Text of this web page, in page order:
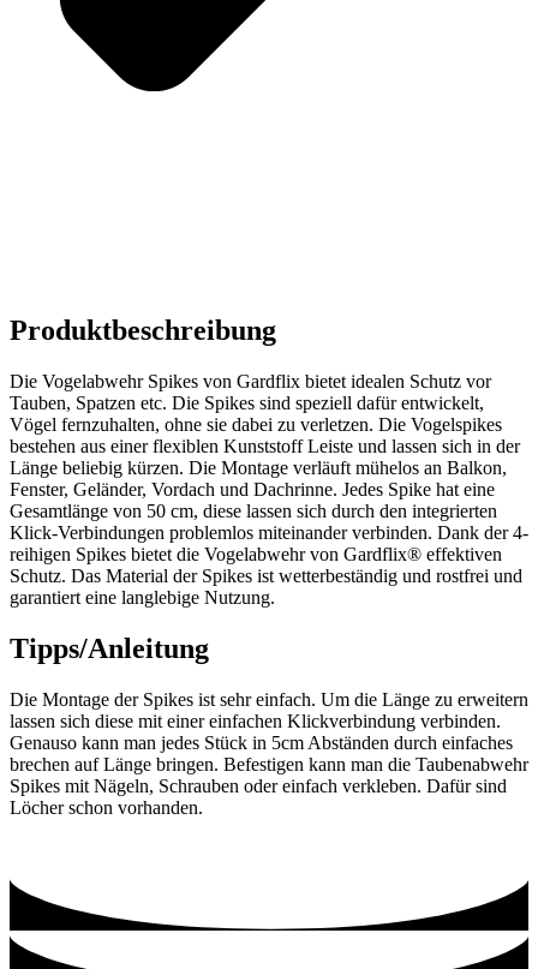
Produktbeschreibung
Die Vogelabwehr Spikes von Gardflix bietet idealen Schutz vor
Tauben, Spatzen etc. Die Spikes sind speziell dafür entwickelt,
Vögel fernzuhalten, ohne sie dabei zu verletzen. Die Vogelspikes
bestehen aus einer flexiblen Kunststoff Leiste und lassen sich in der
Länge beliebig kürzen. Die Montage verläuft mühelos an Balkon,
Fenster, Geländer, Vordach und Dachrinne. Jedes Spike hat eine
Gesamtlänge von 50 cm, diese lassen sich durch den integrierten
Klick-Verbindungen problemlos miteinander verbinden. Dank der 4-
reihigen Spikes bietet die Vogelabwehr von Gardflix® effektiven
Schutz. Das Material der Spikes ist wetterbeständig und rostfrei und
garantiert eine langlebige Nutzung.
Tipps/Anleitung
Die Montage der Spikes ist sehr einfach. Um die Länge zu erweitern
lassen sich diese mit einer einfachen Klickverbindung verbinden.
Genauso kann man jedes Stück in 5cm Abständen durch einfaches
brechen auf Länge bringen. Befestigen kann man die Taubenabwehr
Spikes mit Nägeln, Schrauben oder einfach verkleben. Dafür sind
Löcher schon vorhanden.